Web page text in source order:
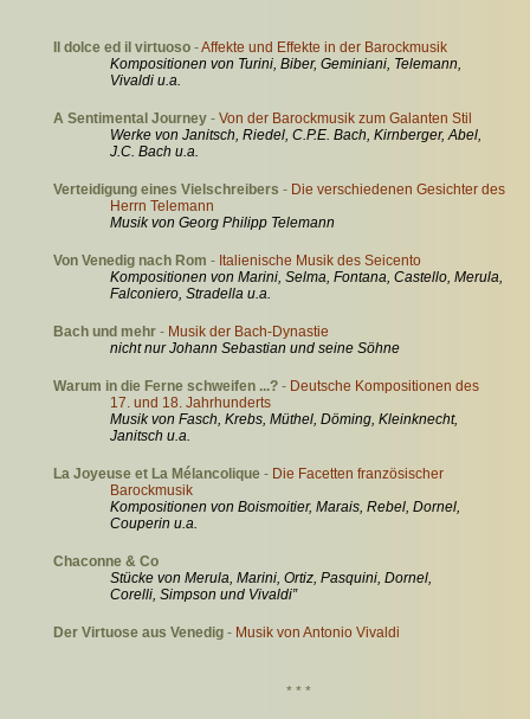
Il dolce ed il virtuoso -Affekte und Effekte in der Barockmusik
Kompositionen von Turini, Biber, Geminiani, Telemann,
Vivaldi u.a.
A Sentimental Journey - Von der Barockmusik zum Galanten Stil
Werke von Janitsch, Riedel, C.P.E. Bach, Kirnberger, Abel,
J.C. Bach u.a.
Verteidigung eines Vielschreibers - Die verschiedenen Gesichter des
Herrn Telemann
Musik von Georg Philipp Telemann
Von Venedig nach Rom - Italienische Musik des Seicento
Kompositionen von Marini, Selma, Fontana, Castello, Merula,
Falconiero, Stradella u.a.
Bach und mehr - Musik der Bach-Dynastie
nicht nur Johann Sebastian und seine Söhne
Warum in die Ferne schweifen ...? - Deutsche Kompositionen des
17. und 18. Jahrhunderts
Musik von Fasch, Krebs, Müthel, Döming, Kleinknecht,
Janitsch u.a.
La Joyeuse et La Mélancolique - Die Facetten französischer
Barockmusik
Kompositionen von Boismoitier, Marais, Rebel, Dornel,
Couperin u.a.
Chaconne & Co
Stücke von Merula, Marini, Ortiz, Pasquini, Dornel,
Corelli, Simpson und Vivaldi”
Der Virtuose aus Venedig - Musik von Antonio Vivaldi
* * *